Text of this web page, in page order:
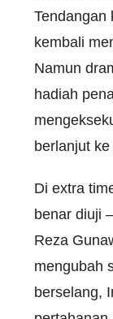
Tendangan
kembali
Namun
hadiah
berlanjut
Di extra
benar diuji
Reza
mengubah
berselang,